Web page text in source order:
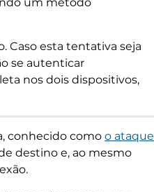
Caso esta tentativa seja
se autenticar
nos dois dispositivos,
conhecido como o ataque
destino e, ao mesmo